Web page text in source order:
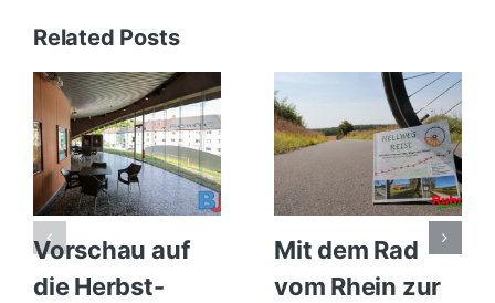
Related Posts
Vorschau auf
die Herbst-
Mit dem Rad
vom Rhein zur